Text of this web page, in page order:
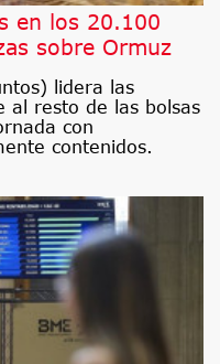
en los 20.100
sobre Ormuz
lidera las
al resto de las bolsas
con
contenidos.